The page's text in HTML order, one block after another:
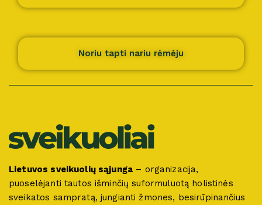
Noriu tapti nariu rėmėju
Lietuvos sveikuolių sąjunga – organizacija,
puoselėjanti tautos išminčių suformuluotą holistinės
sveikatos sampratą, jungianti žmones, besirūpinančius